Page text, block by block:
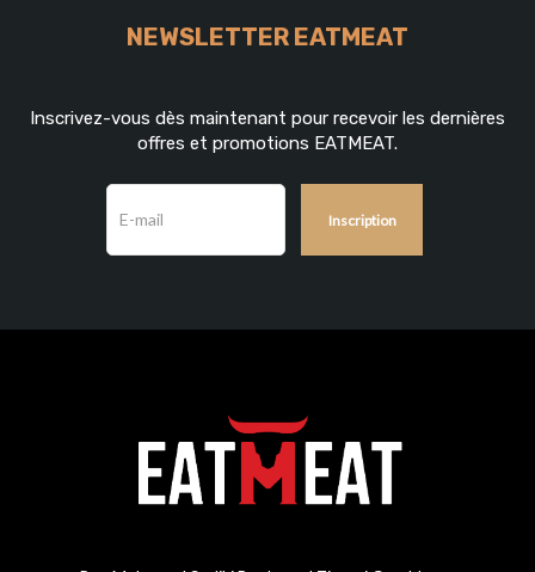
NEWSLETTER EATMEAT
Inscrivez-vous dès maintenant pour recevoir les dernières
offres et promotions EATMEAT.